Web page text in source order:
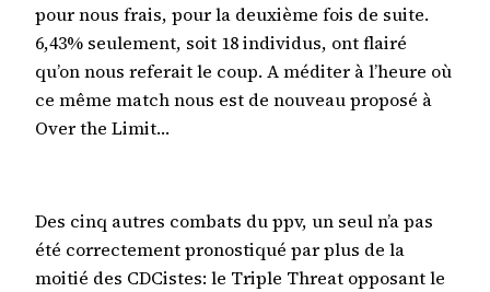
pour nous frais, pour la deuxième fois de suite.
6,43% seulement, soit 18 individus, ont flairé
qu’on nous referait le coup. A méditer à l’heure où
ce même match nous est de nouveau proposé à
Over the Limit…
Des cinq autres combats du ppv, un seul n’a pas
été correctement pronostiqué par plus de la
moitié des CDCistes: le Triple Threat opposant le